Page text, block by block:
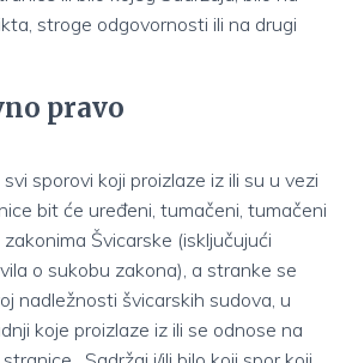
stroge odgovornosti ili na drugi
pravo
sporovi koji proizlaze iz ili su u vezi
bit će uređeni, tumačeni, tumačeni
Švicarske (isključujući
o sukobu zakona), a stranke se
nadležnosti švicarskih sudova, u
koje proizlaze iz ili se odnose na